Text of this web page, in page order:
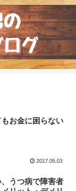
お金に困らない
2017.05.03
うつ病で障害者